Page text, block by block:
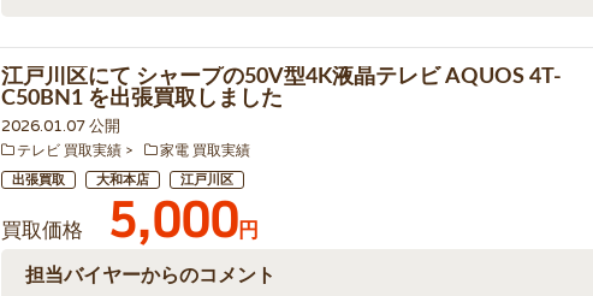
江戸川区にて シャープの50V型4K液晶テレビ AQUOS 4T-
C50BN1 を出張買取しました
2026.01.07 公開
テレビ 買取実績 家電 買取実績
出張買取 大和本店 江戸川区
買取価格 5,000円
担当バイヤーからのコメント